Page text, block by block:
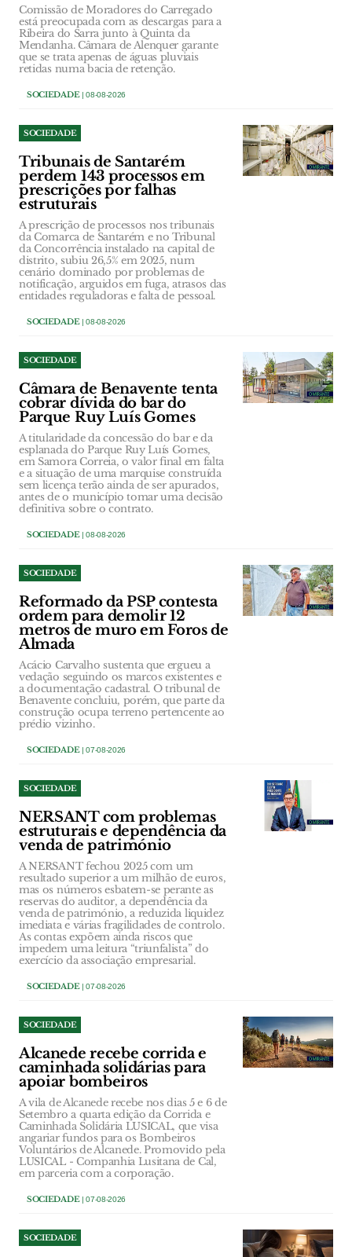
Comissão de Moradores do Carregado
está preocupada com as descargas para a
Ribeira do Sarra junto à Quinta da
Mendanha. Câmara de Alenquer garante
que se trata apenas de águas pluviais
retidas numa bacia de retenção.
SOCIEDADE| 08-08-2026
SOCIEDADE
Tribunais de Santarém
perdem 143 processos em
prescrições por falhas
estruturais
A prescrição de processos nos tribunais
da Comarca de Santarém e no Tribunal
da Concorrência instalado na capital de
distrito, subiu 26,5% em 2025, num
cenário dominado por problemas de
notificação, arguidos em fuga, atrasos das
entidades reguladoras e falta de pessoal.
SOCIEDADE| 08-08-2026
SOCIEDADE
Câmara de Benavente tenta
cobrar dívida do bar do
Parque Ruy Luís Gomes
A titularidade da concessão do bar e da
esplanada do Parque Ruy Luís Gomes,
em Samora Correia, o valor final em falta
e a situação de uma marquise construída
sem licença terão ainda de ser apurados,
antes de o município tomar uma decisão
definitiva sobre o contrato.
SOCIEDADE| 08-08-2026
SOCIEDADE
Reformado da PSP contesta
ordem para demolir 12
metros de muro em Foros de
Almada
Acácio Carvalho sustenta que ergueu a
vedação seguindo os marcos existentes e
a documentação cadastral. O tribunal de
Benavente concluiu, porém, que parte da
construção ocupa terreno pertencente ao
prédio vizinho.
SOCIEDADE| 07-08-2026
SOCIEDADE
NERSANT com problemas
estruturais e dependência da
venda de património
A NERSANT fechou 2025 com um
resultado superior a um milhão de euros,
mas os números esbatem-se perante as
reservas do auditor, a dependência da
venda de património, a reduzida liquidez
imediata e várias fragilidades de controlo.
As contas expõem ainda riscos que
impedem uma leitura “triunfalista” do
exercício da associação empresarial.
SOCIEDADE| 07-08-2026
SOCIEDADE
Alcanede recebe corrida e
caminhada solidárias para
apoiar bombeiros
A vila de Alcanede recebe nos dias 5 e 6 de
Setembro a quarta edição da Corrida e
Caminhada Solidária LUSICAL, que visa
angariar fundos para os Bombeiros
Voluntários de Alcanede. Promovido pela
LUSICAL - Companhia Lusitana de Cal,
em parceria com a corporação.
SOCIEDADE| 07-08-2026
SOCIEDADE